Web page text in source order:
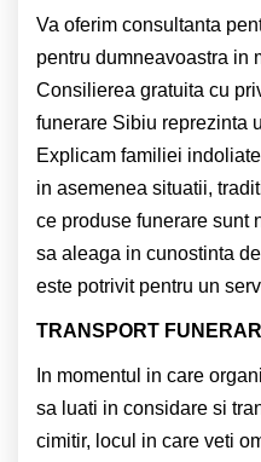
Va oferim consultanta
pentru dumneavoastra in
Consilierea gratuita cu
funerare Sibiu reprezinta
Explicam familiei
in asemenea situatii,
ce produse funerare sunt
sa aleaga in cunostinta
este potrivit pentru un
TRANSPORT FUNERAR
In momentul in care
sa luati in considare si
cimitir, locul in care veti